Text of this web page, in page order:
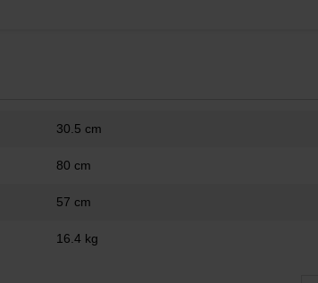
30.5 cm
80 cm
57 cm
16.4 kg